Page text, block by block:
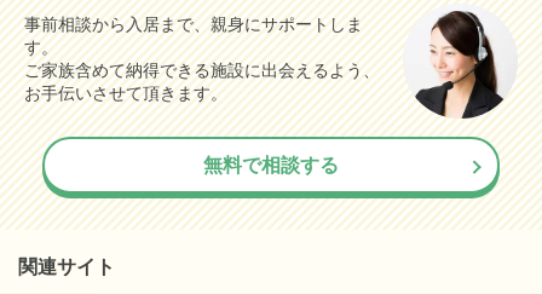
事前相談から入居まで、親身にサポートしま
す。
ご家族含めて納得できる施設に出会えるよう、
お手伝いさせて頂きます。
無料で相談する
関連サイト